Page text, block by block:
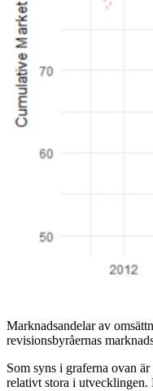
Marknadsandelar av
revisionsbyråernas
Som syns i graferna ovan
relativt stora i utvecklingen.